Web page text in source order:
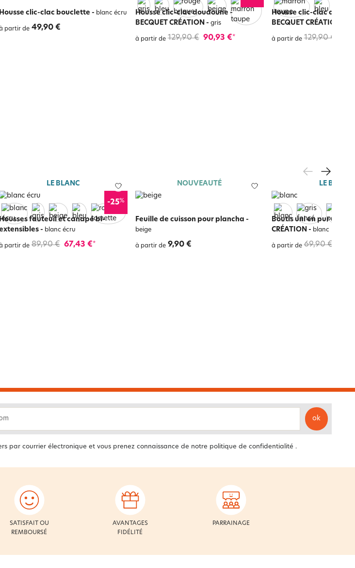
Housse clic-clac bouclette - blanc écru
partir de 49,90 €
Housse clic-clac doudoune -
BECQUET CRÉATION- gris
à partir de 129,90 € 90,93 €*
Housse clic-clac
BECQUET CRÉATION
à partir de 129,90 €
LE BLANC
-25%
Housses fauteuil et canapé bi-
- blanc écru
partir de 89,90 € 67,43 €*
NOUVEAUTÉ
Feuille de cuisson pour plancha -
beige
à partir de 9,90 €
LE BLANC
Boutis uni en pur coton -
CRÉATION - blanc
à partir de 69,90 €
ok
par courrier électronique et vous prenez connaissance de notre politique de confidentialité .
SATISFAIT OU
REMBOURSÉ
AVANTAGES
FIDÉLITÉ
PARRAINAGE